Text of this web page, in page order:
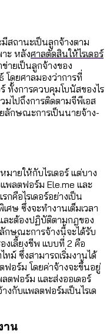
สถานะเป็นลูกจ้างตาม
ะ หลังศาลตัดสินให้ไรเดอร์
ข่ายเป็นลูกจ้างของ
ดยศาลมองว่าการที่
ทั้งการควบคุมโบนัสของไร
มไปถึงการติดตามจีพีเอส
ยลักษณะการเป็นนายจ้าง-
ายให้กับไรเดอร์ แต่บาง
พลตฟอร์ม Ele.me และ
กคือไรเดอร์อย่างเป็น
ษ ซึ่งจะทำงานเต็มเวลา
และต้องปฏิบัติตามกฎของ
ลักษณะการจ้างนี้จะได้รับ
งเลี้ยงชีพ แบบที่ 2 คือ
ทม์ ซึ่งสามารถเริ่มงานได้
อร์ม โดยค่าจ้างจะขึ้นอยู่
ตฟอร์ม และส่งออเดอร์
งกับแพลตฟอร์มเป็นไรเด
าน